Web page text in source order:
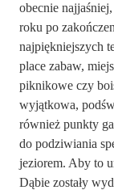
obecnie
roku po
najpiękniejszych
place zabaw,
piknikowe czy
wyjątkowa,
również punkty
do podziwiania
jeziorem. Aby to
Dąbie zostały